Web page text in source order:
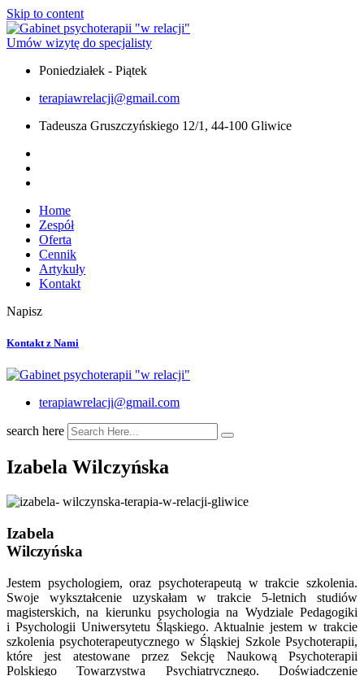
Skip to content
Umów wizytę do specjalisty
Poniedziałek - Piątek
terapiawrelacji@gmail.com
Tadeusza Gruszczyńskiego 12/1, 44-100 Gliwice
Home
Zespół
Oferta
Cennik
Artykuły
Kontakt
Napisz
Kontakt z Nami
terapiawrelacji@gmail.com
search here
Izabela Wilczyńska
Izabela
Wilczyńska
Jestem psychologiem, oraz psychoterapeutą w trakcie szkolenia.
Swoje wykształcenie uzyskałam w trakcie 5-letnich studiów
magisterskich, na kierunku psychologia na Wydziale Pedagogiki
i Psychologii Uniwersytetu Śląskiego. Aktualnie jestem w trakcie
szkolenia psychoterapeutycznego w Śląskiej Szkole Psychoterapii,
które jest atestowane przez Sekcję Naukową Psychoterapii
Polskiego Towarzystwa Psychiatrycznego. Doświadczenie